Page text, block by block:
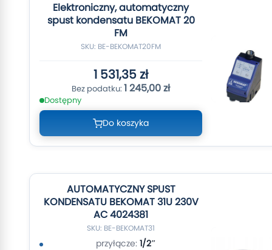
Elektroniczny, automatyczny
spust kondensatu BEKOMAT 20
FM
SKU: BE-BEKOMAT20FM
1 531,35 zł
1 245,00 zł
Dostępny
Do koszyka
AUTOMATYCZNY SPUST
KONDENSATU BEKOMAT 31U 230V
AC 4024381
SKU: BE-BEKOMAT31
przyłącze: 1/2″